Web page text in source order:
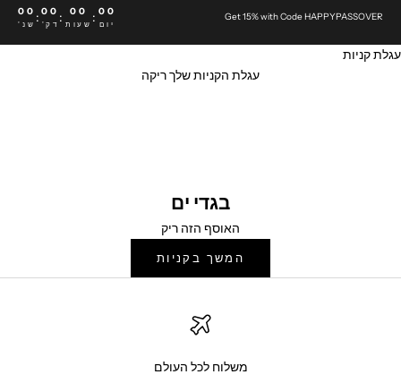
Get 15% with Code HAPPYPASSOVER
00
יום :
00
שעות :
00
דק':
00
שנ'
עגלת קניות
עגלת הקניות שלך ריקה
בגדי ים
האוסף הזה ריק
המשך בקניות
משלוח לכל העולם